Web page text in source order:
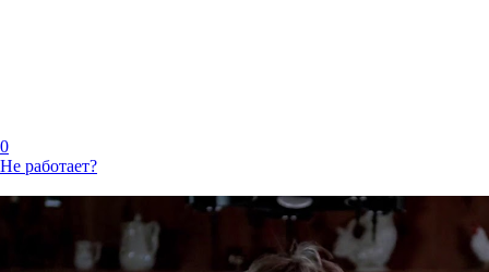
0
Не работает?